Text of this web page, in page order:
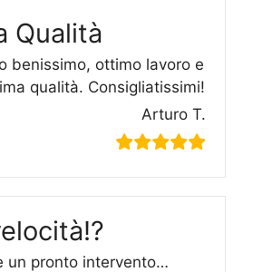
Qualità
benissimo, ottimo lavoro e
qualità. Consigliatissimi!
Arturo T.
un pronto intervento…